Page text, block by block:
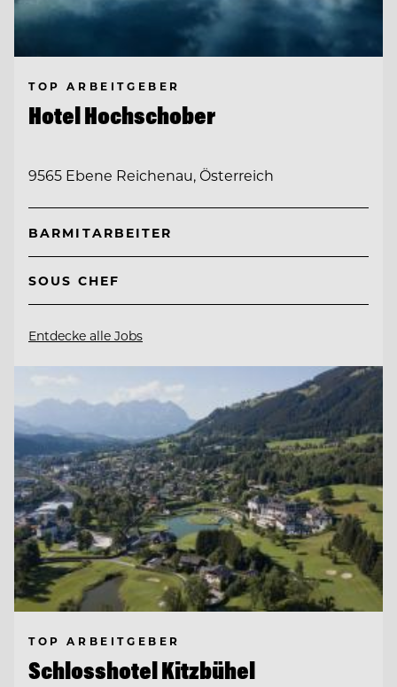
TOP ARBEITGEBER
Hotel Hochschober
9565 Ebene Reichenau, Österreich
BARMITARBEITER
SOUS CHEF
Entdecke alle Jobs
TOP ARBEITGEBER
Schlosshotel Kitzbühel